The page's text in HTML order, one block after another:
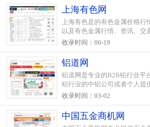
上海有色网
上海有色是的有色金属价格
以及有色金属行情、资讯、交
相关信息.国内有色金属现货价
收录时间：06-19
铝道网
铝道网是专业的B2B铝行业平
铝行业的中铝公司或者个人提
价格)、铝业信息技术(如硫酸
我要铝..
收录时间：03-02
中国五金商机网